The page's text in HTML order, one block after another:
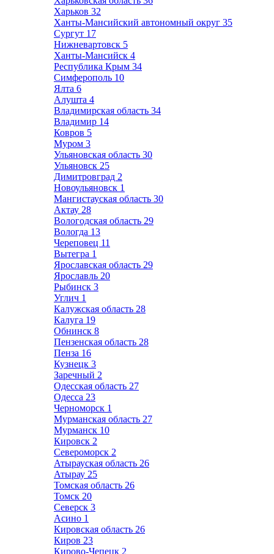
Харьков 32
Ханты-Мансийский автономный округ 35
Сургут 17
Нижневартовск 5
Ханты-Мансийск 4
Республика Крым 34
Симферополь 10
Ялта 6
Алушта 4
Владимирская область 34
Владимир 14
Ковров 5
Муром 3
Ульяновская область 30
Ульяновск 25
Димитровград 2
Новоульяновск 1
Мангистауская область 30
Актау 28
Вологодская область 29
Вологда 13
Череповец 11
Вытегра 1
Ярославская область 29
Ярославль 20
Рыбинск 3
Углич 1
Калужская область 28
Калуга 19
Обнинск 8
Пензенская область 28
Пенза 16
Кузнецк 3
Заречный 2
Одесская область 27
Одесса 23
Черноморск 1
Мурманская область 27
Мурманск 10
Кировск 2
Североморск 2
Атырауская область 26
Атырау 25
Томская область 26
Томск 20
Северск 3
Асино 1
Кировская область 26
Киров 23
Кирово-Чепецк 2